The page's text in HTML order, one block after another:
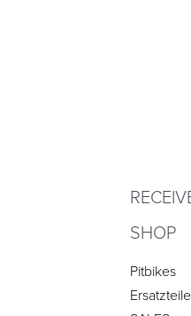
SHOP
Pitbikes
Ersatzteile